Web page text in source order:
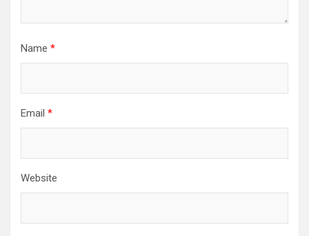
Name *
Email *
Website